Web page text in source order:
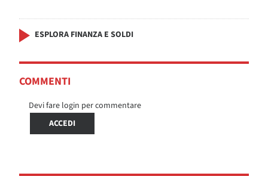
ESPLORA FINANZA E SOLDI
COMMENTI
Devi fare login per commentare
ACCEDI